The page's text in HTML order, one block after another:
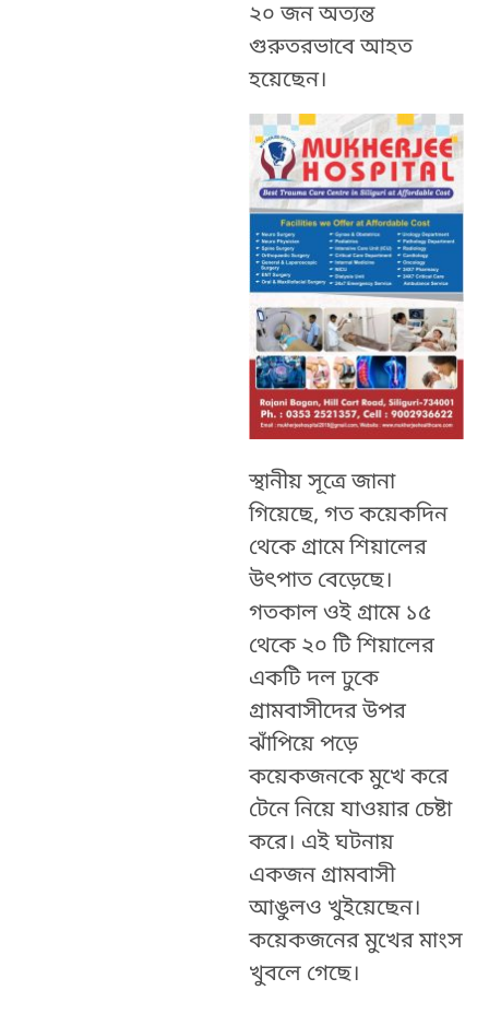
২০ জন অত্যন্ত
গুরুতরভাবে আহত
হয়েছেন।
স্থানীয় সূত্রে জানা
গিয়েছে, গত কয়েকদিন
থেকে গ্রামে শিয়ালের
উৎপাত বেড়েছে।
গতকাল ওই গ্রামে ১৫
থেকে ২০ টি শিয়ালের
একটি দল ঢুকে
গ্রামবাসীদের উপর
ঝাঁপিয়ে পড়ে
কয়েকজনকে মুখে করে
টেনে নিয়ে যাওয়ার চেষ্টা
করে। এই ঘটনায়
একজন গ্রামবাসী
আঙুলও খুইয়েছেন।
কয়েকজনের মুখের মাংস
খুবলে গেছে।